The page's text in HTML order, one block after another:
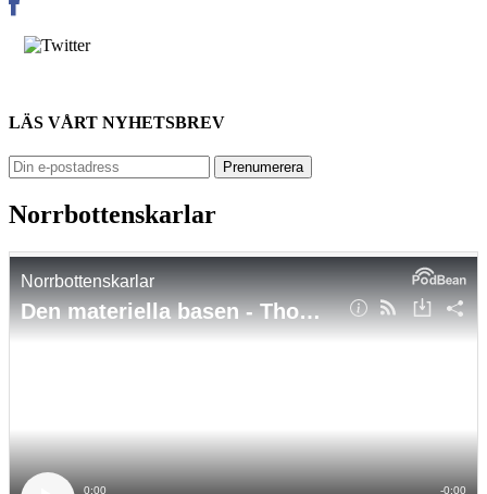
LÄS VÅRT NYHETSBREV
Norrbottenskarlar